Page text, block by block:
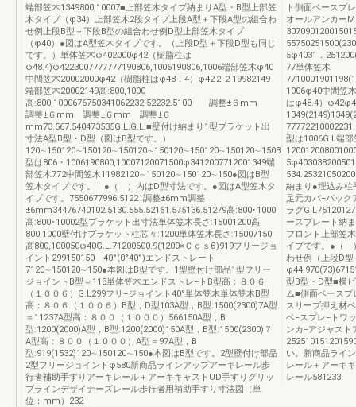
端部笠木1349800,10007■上部笠木タイプ納まりA型・B型上部笠
木タイプ（φ34）上部笠木2段タイプ上段A型＋下段A型の組合わ
せ例上段B型＋下段B型の組合わせ例D型上部笠木タイプ
（φ40）●図はA型笠木タイプです。（上段D型＋下段D型も同じ
です。）単体笠木φ402000φ42（樹脂柱は
φ48.4)φ4223007777777190806,1006190806,1006端部笠木φ40
中間笠木20002000φ42（樹脂柱はφ48．4）φ42２２19982149
端部笠木20002149高:800,1000
高:800,1000676750341062232.52232.5100 調整±６mm
調整±６mm 調整±６mm 調整±６
mm73.567.540473535G.L.G.L.■壁付け納まり1型ブラケット出
寸法A型B型・D型（図はB型です。）
120∼150120∼150120∼150120∼150120∼150120∼150120∼150B
型は806・1006190800,10007120071500φ3412007712001349端
部笠木772中間笠木11982120∼150120∼150120∼150●図はB型
笠木タイプです。 ●（ ）内はD型寸法です。●図はA型笠木タ
イプです。7550677996.51221調整±6mm調整
±6mm34476740102.5130.555.52161.575136.51279高:800･1000
高:800･10002型ブラケット出寸法単体笠木長さ:15001200高
800,1000壁付けブラケット柱芯々:1200単体笠木長さ:15007150
高800,100050φ40G.L.71200600.9(1200×Ｃｏｓθ)919フリージョ
イント299150150 40°(0°40°)エンドストレート
7120∼150120∼150●本図はB型です。1型壁付け部品1型フリー
ジョイントB型＝118単体笠木エンドストレ−トB型高：８０６
（１００６）G.L299フリ−ジョイント40°単体笠木単体笠木B型
高：８０６（１００６）B型，D型103A型，B型:1500(2300)7A型
＝11237A型高：８００（１０００）566150A型，B
型:1200(2000)A型，B型:1200(2000)150A型，B型:1500(2300)７
A型高：８００（１０００）A型＝97A型，B
型:919(1532)120∼150120∼150●本図はB型です。2型壁付け部品
2型フリージョイントφ580新商品ラインアップアーキレール歩
行者補助手すりアーキレール＋アーキキャストUD手すりグリッ
プラインデザイナーズレール歩行者用補助手すり寸法図（単
位：mm）232
ト側面ベースプ
オールアンカー
5φ4031．
77単体笠木
1006φ40中間笠
はφ48.4）
型は1006G.L端
納まり●埋込み柱
足元カバ−バッ
ラグ
ースプレート納
フロント上部笠
イプです。●（
わせ例（上段D
型B型・D型■横
ム■側面ベースプ
スリーブ押え材
ベ−スプレ−トワ
ンカ−アジャス
い。新商品ライ
レール＋アーキ
レール581233